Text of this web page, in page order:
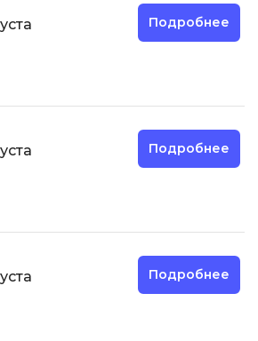
Подробнее
Подробнее
Подробнее
ООП
Пентест
Работа с GIT